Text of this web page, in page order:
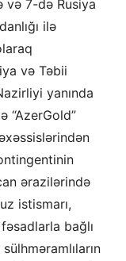
və 7-də Rusiya
ilə
və Təbii
yanında
“AzerGold”
ərazilərində
istismarı,
bağlı